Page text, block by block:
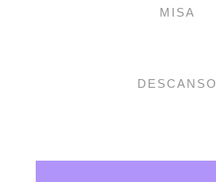
MISA
DESCANSO